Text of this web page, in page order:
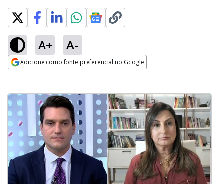
A+ A-
Adicione como fonte preferencial no Google